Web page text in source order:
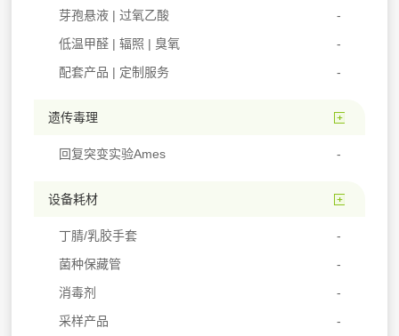
芽孢悬液 | 过氧乙酸
低温甲醛 | 辐照 | 臭氧
配套产品 | 定制服务
遗传毒理
回复突变实验Ames
设备耗材
丁腈/乳胶手套
菌种保藏管
消毒剂
采样产品